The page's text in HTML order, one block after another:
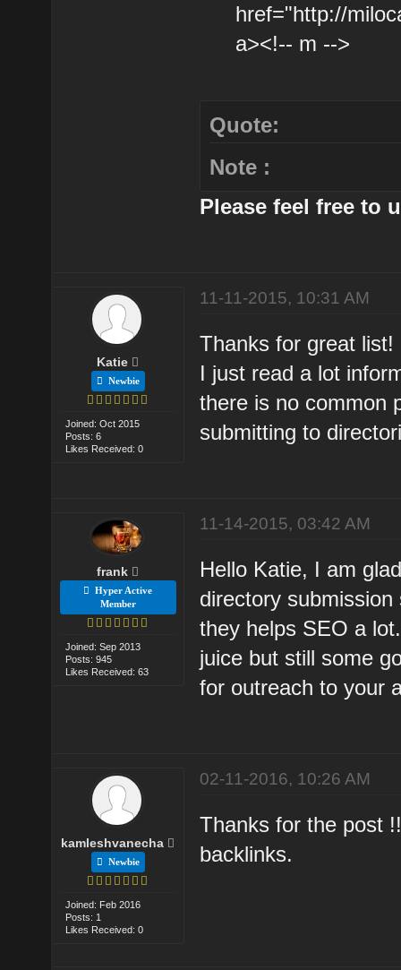
href="http://
a><!-- m -->
Quote:
Note :
Please feel free to
Katie
Newbie
Joined: Oct 2015
Posts: 6
Likes Received: 0
11-11-2015, 10:31 AM
Thanks for great list!
I just read a lot
there is no common
submitting to
frank
Hyper Active
Member
Joined: Sep 2013
Posts: 945
Likes Received: 63
11-14-2015, 03:42 AM
Hello Katie, I am
directory
they helps SEO a
juice but still some
for outreach to your
kamleshvanecha
Newbie
Joined: Feb 2016
Posts: 1
Likes Received: 0
02-11-2016, 10:26 AM
Thanks for the post
backlinks.